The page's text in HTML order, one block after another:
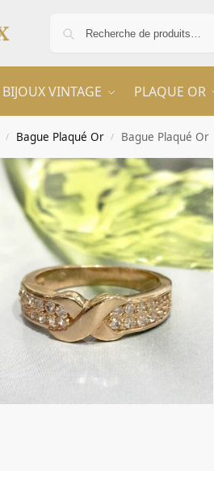
BIJOUX VINTAGE PLAQUE OR
/ Bague Plaqué Or / Bague Plaqué Or